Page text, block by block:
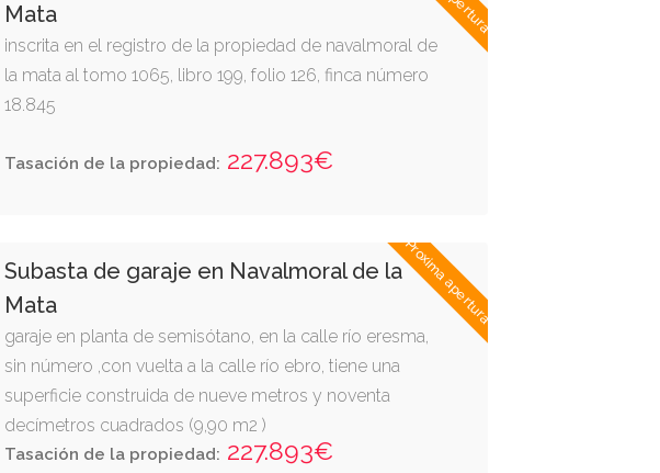
Mata
inscrita en el registro de la propiedad de navalmoral de
la mata al tomo 1065, libro 199, folio 126, finca número
18.845
Tasación de la propiedad: 227.893€
Proxima apertura
Subasta de garaje en Navalmoral de la
Mata
garaje en planta de semisótano, en la calle río eresma,
sin número ,con vuelta a la calle río ebro, tiene una
superficie construida de nueve metros y noventa
decímetros cuadrados (9,90 m2 )
Tasación de la propiedad: 227.893€